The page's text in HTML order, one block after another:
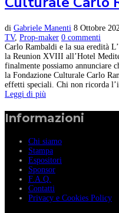
di Gabriele Manenti 8 Ottobre
TV, Prop-maker 0 commenti
Carlo Rambaldi e la sua eredità
la Reunion XVIII all’Hotel
finalmente possiamo annunciare
la Fondazione Culturale Carlo
effetti speciali. Chi non ricorda
Leggi di più
Informazioni
Chi siamo
Stampa
Espositori
Sponsor
F.A.Q.
Contatti
Privacy e Cookies Policy